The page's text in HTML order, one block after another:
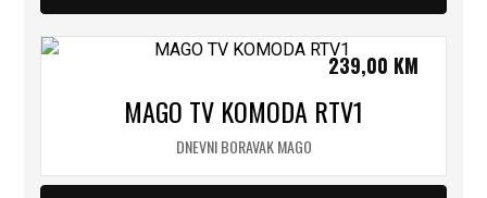
MAGO TV KOMODA RTV1
DNEVNI BORAVAK MAGO
239,00 KM